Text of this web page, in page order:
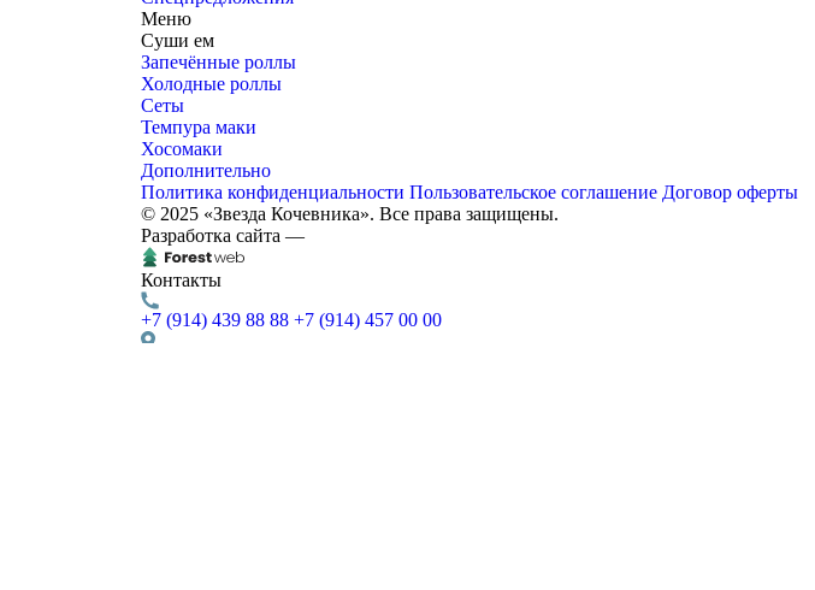
Меню
Суши ем
Запечённые роллы
Холодные роллы
Сеты
Темпура маки
Хосомаки
Дополнительно
Политика конфиденциальности Пользовательское соглашение Договор оферты
© 2025 «Звезда Кочевника». Все права защищены.
Разработка сайта —
Контакты
+7 (914) 439 88 88 +7 (914) 457 00 00